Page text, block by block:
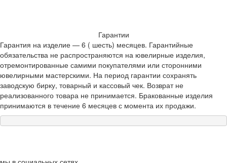
Гарантии
Гарантия на изделие — 6 ( шесть) месяцев. Гарантийные
обязательства не распространяются на ювелирные изделия,
отремонтированные самими покупателями или сторонними
ювелирными мастерскими. На период гарантии сохранять
заводскую бирку, товарный и кассовый чек. Возврат не
реализованного товара не принимается. Бракованные изделия
принимаются в течение 6 месяцев с момента их продажи.